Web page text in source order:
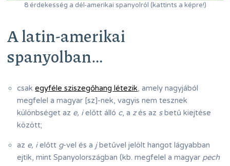
8 érdekesség a dél-amerikai spanyolról (kattints a képre!)
A latin-amerikai
spanyolban…
csakegyféle sziszegőhang létezik, amely nagyjából
megfelel a magyar [sz]-nek, vagyis nem tesznek
különbséget az e, ielőtt álló c, a zés az sbetű kiejtése
között;
az e, ielőtt g-vel és a jbetűvel jelölt hangot lágyabban
ejtik, mint Spanyolországban (kb. megfelel a magyar pech